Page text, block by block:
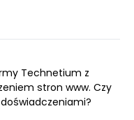
Technetium z
stron www. Czy